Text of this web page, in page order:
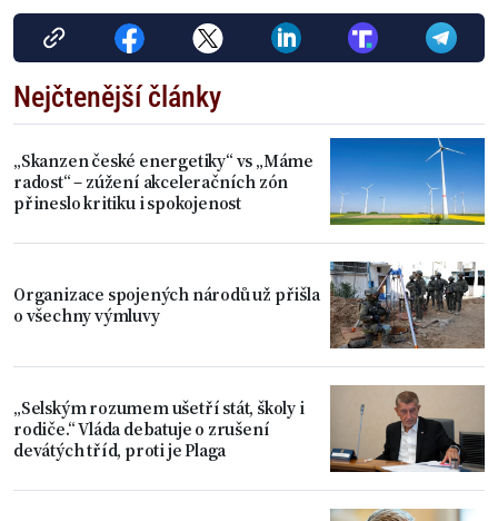
Nejčtenější články
„Skanzen české energetiky“ vs „Máme
radost“ – zúžení akceleračních zón
přineslo kritiku i spokojenost
Organizace spojených národů už přišla
o všechny výmluvy
„Selským rozumem ušetří stát, školy i
rodiče.“ Vláda debatuje o zrušení
devátých tříd, proti je Plaga